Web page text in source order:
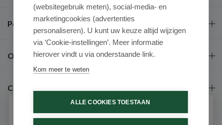
Populaire merken
Over ons
Contact
(websitegebruik meten), social-media- en
marketingcookies (advertenties
personaliseren). U kunt uw keuze altijd wijzigen
via ‘Cookie-instellingen’. Meer informatie
hierover vindt u via onderstaande link.
Kom meer te weten
ALLE COOKIES TOESTAAN
Schrijf je in voor onze nieuwsbrief